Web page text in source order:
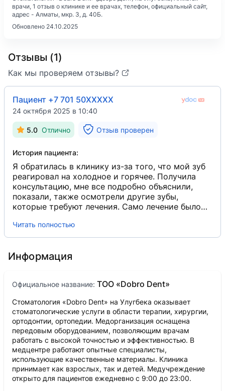
врачи, 1 отзыв о клинике и ее врачах, телефон, официальный сайт,
адрес - Алматы, мкр. 3, д. 40Б.
Обновлено 24.10.2025
Отзывы (1)
Как мы проверяем отзывы?
Пациент +7 701 50XXXXX
24 октября 2025 в 10:40
5.0 Отлично Отзыв проверен
История пациента:
Я обратилась в клинику из-за того, что мой зуб
реагировал на холодное и горячее. Получила
консультацию, мне все подробно объяснили,
показали, также осмотрели другие зубы,
которые требуют лечения. Само лечение было
щепетильна. Мне понравился подход. Благодарю
за отличный сервис, начиная со входа, и
улыбчивые, приветливые. Дали чувство
Читать полностью
Информация
Официальное название: ТОО «Dobro Dent»
Стоматология «Dobro Dent» на Улугбека оказывает
стоматологические услуги в области терапии, хирургии,
ортодонтии, ортопедии. Медорганизация оснащена
передовым оборудованием, позволяющим врачам
работать с высокой точностью и эффективностью. В
медцентре работают опытные специалисты,
использующие качественные материалы. Клиника
принимает как взрослых, так и детей. Медучреждение
открыто для пациентов ежедневно с 9:00 до 23:00.